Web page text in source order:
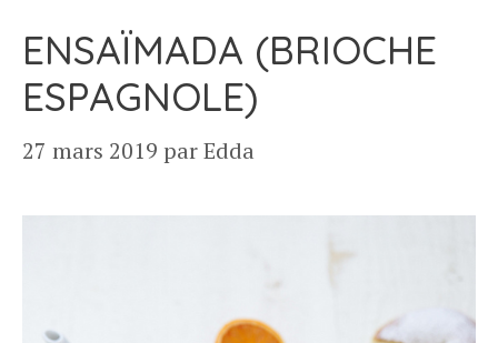
ENSAÏMADA (BRIOCHE
ESPAGNOLE)
27 mars 2019 parEdda